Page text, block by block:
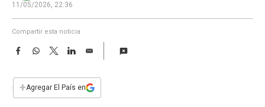
11/05/2026, 22:36
Compartir esta noticia
F
e
b
W
s
T
w
t
L
E
i
l
+Agregar El País en